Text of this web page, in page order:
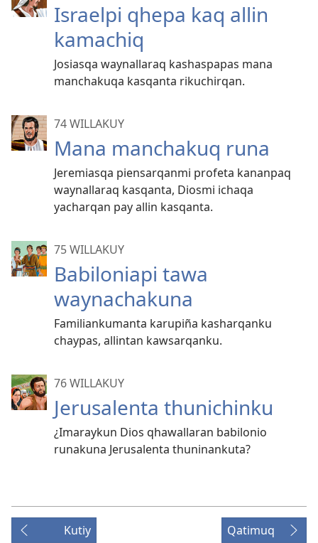
Israelpi qhepa kaq allin
kamachiq
Josiasqa waynallaraq kashaspapas mana
manchakuqa kasqanta rikuchirqan.
74 WILLAKUY
Mana manchakuq runa
Jeremiasqa piensarqanmi profeta kananpaq
waynallaraq kasqanta, Diosmi ichaqa
yacharqan pay allin kasqanta.
75 WILLAKUY
Babiloniapi tawa
waynachakuna
Familiankumanta karupiña kasharqanku
chaypas, allintan kawsarqanku.
76 WILLAKUY
Jerusalenta thunichinku
¿Imaraykun Dios qhawallaran babilonio
runakuna Jerusalenta thuninankuta?
Kutiy Qatimuq